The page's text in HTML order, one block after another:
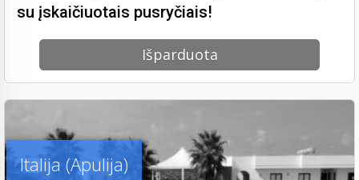
su įskaičiuotais pusryčiais!
Išparduota
Italija (Apulija)